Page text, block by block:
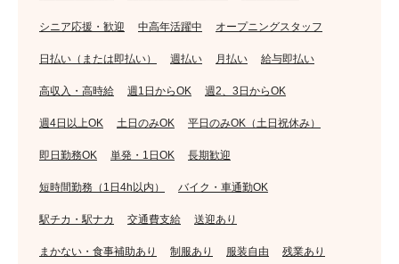
シニア応援・歓迎 中高年活躍中 オープニングスタッフ
日払い（または即払い） 週払い 月払い 給与即払い
高収入・高時給 週1日からOK 週2、3日からOK
週4日以上OK 土日のみOK 平日のみOK（土日祝休み）
即日勤務OK 単発・1日OK 長期歓迎
短時間勤務（1日4h以内） バイク・車通勤OK
駅チカ・駅ナカ 交通費支給 送迎あり
まかない・食事補助あり 制服あり 服装自由 残業あり